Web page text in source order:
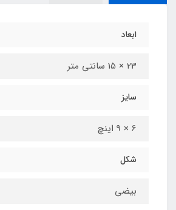
ابعاد
23 × 15 سانتی متر
سایز
6 × 9 اینچ
شکل
بیضی